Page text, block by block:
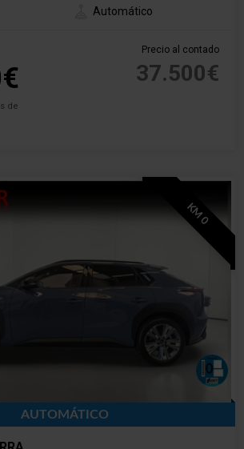
Automático
de
Precio al contado
37.500€
KM 0
AUTOMÁTICO